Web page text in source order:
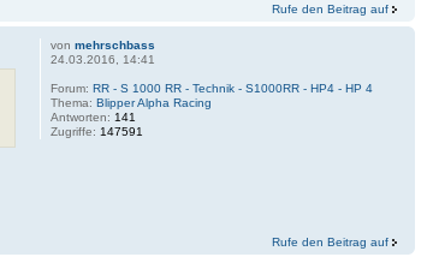
Rufe den Beitrag auf
von mehrschbass
24.03.2016, 14:41
Forum: RR - S 1000 RR - Technik - S1000RR - HP4 - HP 4
Thema: Blipper Alpha Racing
Antworten: 141
Zugriffe: 147591
Rufe den Beitrag auf